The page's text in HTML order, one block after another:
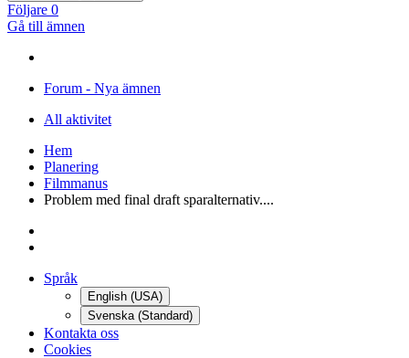
Följare 0
Gå till ämnen
Forum - Nya ämnen
All aktivitet
Hem
Planering
Filmmanus
Problem med final draft sparalternativ....
Språk
English (USA)
Svenska (Standard)
Kontakta oss
Cookies